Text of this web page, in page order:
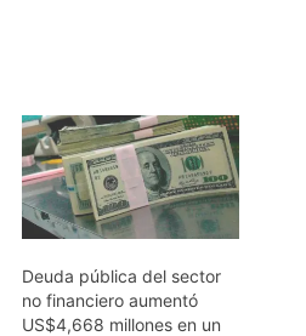
Deuda pública del sector
no financiero aumentó
US$4,668 millones en un